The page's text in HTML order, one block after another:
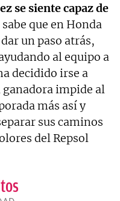
se siente capaz de
que en Honda
un paso atrás,
al equipo a
decidido irse a
impide al
más así y
sus caminos
del Repsol